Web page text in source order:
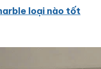
loại nào tốt